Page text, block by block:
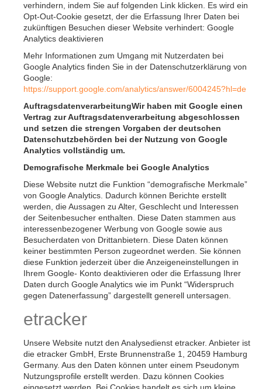
verhindern, indem Sie auf folgenden Link klicken. Es wird ein
Opt-Out-Cookie gesetzt, der die Erfassung Ihrer Daten bei
zukünftigen Besuchen dieser Website verhindert: Google
Analytics deaktivieren
Mehr Informationen zum Umgang mit Nutzerdaten bei
Google Analytics finden Sie in der Datenschutzerklärung von
Google:
https://support.google.com/analytics/answer/6004245?hl=de
AuftragsdatenverarbeitungWir haben mit Google einen
Vertrag zur Auftragsdatenverarbeitung abgeschlossen
und setzen die strengen Vorgaben der deutschen
Datenschutzbehörden bei der Nutzung von Google
Analytics vollständig um.
Demografische Merkmale bei Google Analytics
Diese Website nutzt die Funktion “demografische Merkmale”
von Google Analytics. Dadurch können Berichte erstellt
werden, die Aussagen zu Alter, Geschlecht und Interessen
der Seitenbesucher enthalten. Diese Daten stammen aus
interessenbezogener Werbung von Google sowie aus
Besucherdaten von Drittanbietern. Diese Daten können
keiner bestimmten Person zugeordnet werden. Sie können
diese Funktion jederzeit über die Anzeigeneinstellungen in
Ihrem Google- Konto deaktivieren oder die Erfassung Ihrer
Daten durch Google Analytics wie im Punkt “Widerspruch
gegen Datenerfassung” dargestellt generell untersagen.
etracker
Unsere Website nutzt den Analysedienst etracker. Anbieter ist
die etracker GmbH, Erste Brunnenstraße 1, 20459 Hamburg
Germany. Aus den Daten können unter einem Pseudonym
Nutzungsprofile erstellt werden. Dazu können Cookies